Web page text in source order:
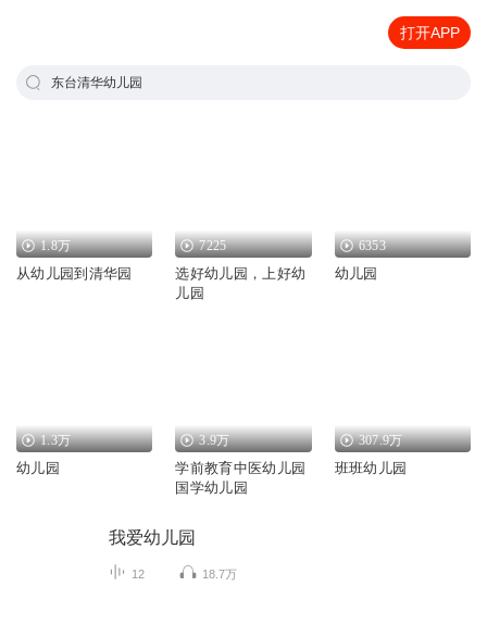
打开APP
东台清华幼儿园
1.8万
从幼儿园到清华园
7225
选好幼儿园，上好幼
儿园
6353
幼儿园
1.3万
幼儿园
3.9万
学前教育中医幼儿园
国学幼儿园
307.9万
班班幼儿园
我爱幼儿园
12 18.7万